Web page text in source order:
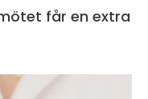
får en extra